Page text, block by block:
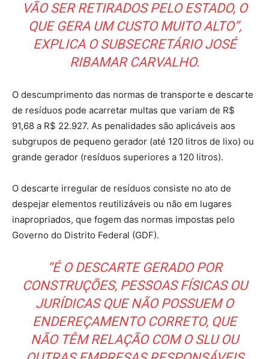
VÃO SER RETIRADOS PELO ESTADO, O
QUE GERA UM CUSTO MUITO ALTO”,
EXPLICA O SUBSECRETÁRIO JOSÉ
RIBAMAR CARVALHO.
O descumprimento das normas de transporte e descarte
de resíduos pode acarretar multas que variam de R$
91,68 a R$ 22.927. As penalidades são aplicáveis aos
subgrupos de pequeno gerador (até 120 litros de lixo) ou
grande gerador (resíduos superiores a 120 litros).
O descarte irregular de resíduos consiste no ato de
despejar elementos reutilizáveis ou não em lugares
inapropriados, que fogem das normas impostas pelo
Governo do Distrito Federal (GDF).
“É O DESCARTE GERADO POR
CONSTRUÇÕES, PESSOAS FÍSICAS OU
JURÍDICAS QUE NÃO POSSUEM O
ENDEREÇAMENTO CORRETO, QUE
NÃO TÊM RELAÇÃO COM O SLU OU